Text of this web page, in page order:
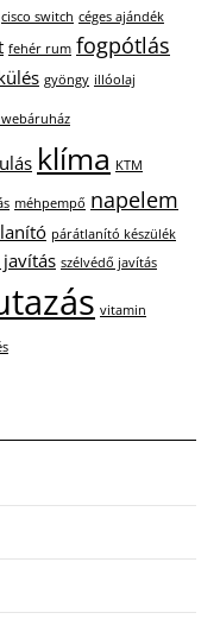
cisco switch céges ajándék
fehér rum fogpótlás
gyöngy illóolaj
klíma KTM
méhpempő napelem
párátlanító készülék
szélvédő javítás
vitamin